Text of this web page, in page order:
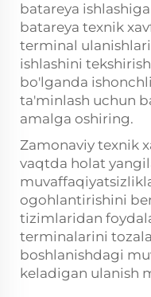
batareya
batareya texnik
terminal
ishlashini
bo'lganda
ta'minlash uchun
amalga oshiring.
Zamonaviy texnik
vaqtda holat
ogohlantirishini
tizimlaridan
terminalarini
boshlanishdagi
keladigan ulanish